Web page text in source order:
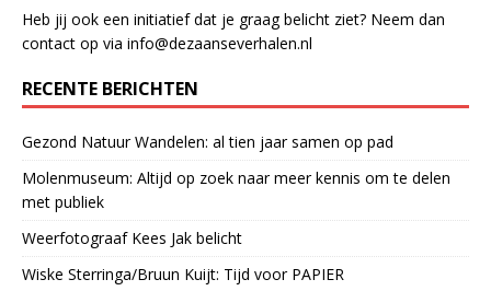
Heb jij ook een initiatief dat je graag belicht ziet? Neem dan
contact op via info@dezaanseverhalen.nl
RECENTE BERICHTEN
Gezond Natuur Wandelen: al tien jaar samen op pad
Molenmuseum: Altijd op zoek naar meer kennis om te delen
met publiek
Weerfotograaf Kees Jak belicht
Wiske Sterringa/Bruun Kuijt: Tijd voor PAPIER